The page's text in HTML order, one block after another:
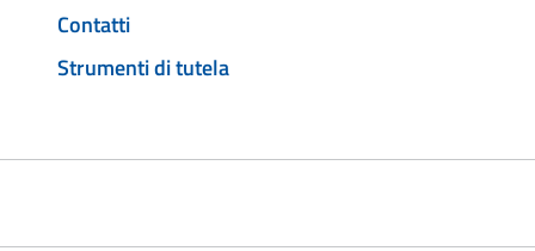
Contatti
Strumenti di tutela